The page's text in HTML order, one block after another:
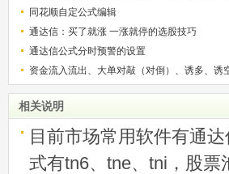
少？
同花顺自定公式编辑
通达信：买了就涨 一涨就停的选股技巧
通达信公式分时预警的设置
资金流入流出、大单对敲（对倒）、诱多、诱
相关说明
目前市场常用软件有通
式有tn6、tne、tni，股